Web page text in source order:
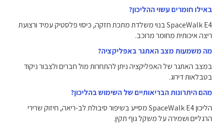
באילו חומרים עשוי ההליכון?
SpaceWalk E4 בנוי משלדת מתכת חזקה, כיסוי פלסטיק עמיד ורצועת
ריצה איכותית מחומר מרוכב.
מה משמעות מצב האתגר באפליקציה?
במצב האתגר של האפליקציה ניתן להתחרות מול חברים ולצבור ניקוד
בטבלאות דירוג.
מהם היתרונות הבריאותיים של השימוש בהליכון?
הליכון SpaceWalk E4 מסייע בשיפור סיבולת לב-ריאה, חיזוק שרירי
הרגליים ושמירה על משקל גוף תקין.